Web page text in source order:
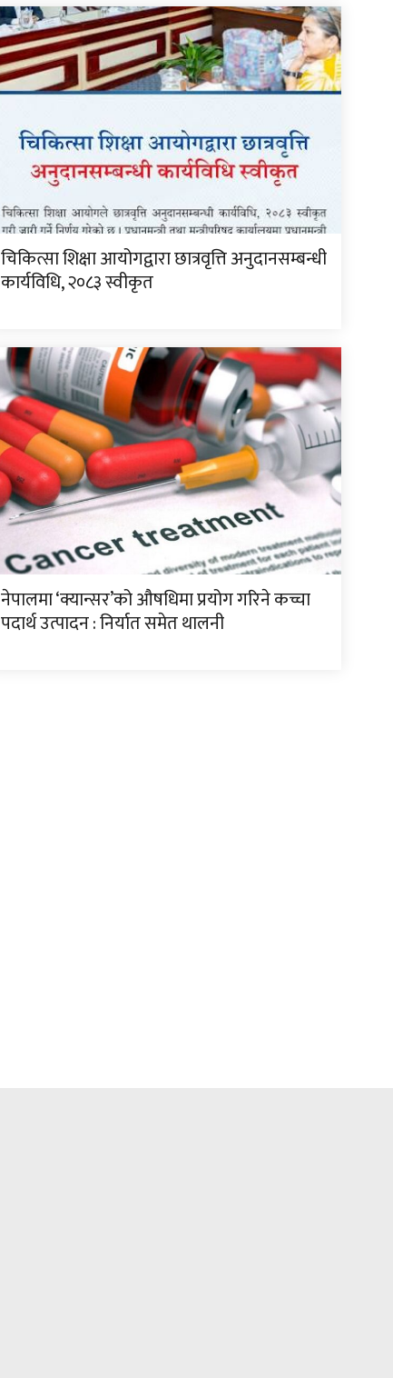
चिकित्सा शिक्षा आयोगद्वारा छात्रवृत्ति अनुदानसम्बन्धी
कार्यविधि, २०८३ स्वीकृत
नेपालमा ‘क्यान्सर’को औषधिमा प्रयोग गरिने कच्चा
पदार्थ उत्पादन : निर्यात समेत थालनी